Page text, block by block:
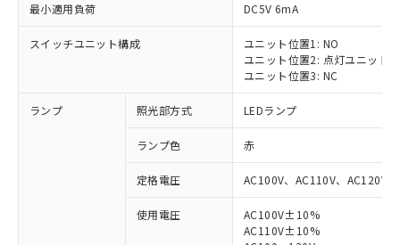
最小適用負荷 DC5V 6mA
スイッチユニット構成
ユニット位置1: NO
ユニット位置2: 点灯ユニット
ユニット位置3: NC
ランプ 照光部方式 LEDランプ
ランプ色 赤
定格電圧 AC100V、AC110V、AC120V
使用電圧
AC100V±10%
AC110V±10%